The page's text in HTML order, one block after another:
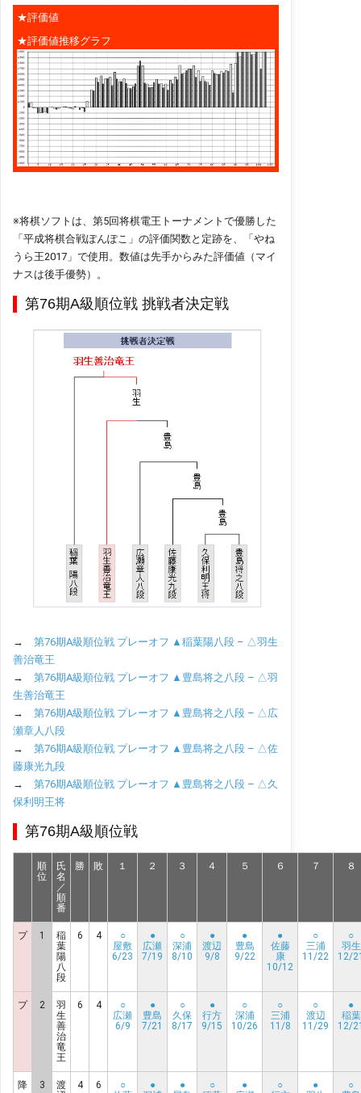
★評価値
★評価値推移グラフ
※将棋ソフトは、第5回将棋電王トーナメントで優勝した
「平成将棋合戦ぽんぽこ」の評価関数と定跡を、「やね
うら王2017」で使用。数値は先手からみた評価値（マイ
ナスは後手優勢）。
第76期A級順位戦 挑戦者決定戦
→ 第76期A級順位戦 プレーオフ ▲稲葉陽八段 – △羽生
善治竜王
→ 第76期A級順位戦 プレーオフ ▲豊島将之八段 – △羽
生善治竜王
→ 第76期A級順位戦 プレーオフ ▲豊島将之八段 – △広
瀬章人八段
→ 第76期A級順位戦 プレーオフ ▲豊島将之八段 – △佐
藤康光九段
→ 第76期A級順位戦 プレーオフ ▲豊島将之八段 – △久
保利明王将
第76期A級順位戦
順
位
氏
名
／
順
番
勝 敗 １ ２ ３ ４ ５ ６ ７ ８
プ 1
稲
葉
陽
八
段
6 4
○
屋敷
6/23
●
広瀬
7/19
○
深浦
8/10
●
渡辺
9/8
●
豊島
9/22
●
佐藤
康
10/12
○
三浦
11/22
○
羽生
12/
プ 2
羽
生
善
治
竜
王
6 4
○
広瀬
6/9
●
豊島
7/21
○
久保
8/17
●
行方
9/15
○
深浦
10/26
○
三浦
11/8
○
渡辺
11/29
●
稲葉
12/
降 3
渡
4 6
○
●
●
○
●
○
●
○